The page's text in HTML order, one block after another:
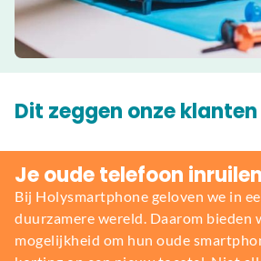
Dit zeggen onze klanten
Je oude telefoon
Bij Holysmartphone geloven we in
duurzamere wereld. Daarom bieden
mogelijkheid om hun oude